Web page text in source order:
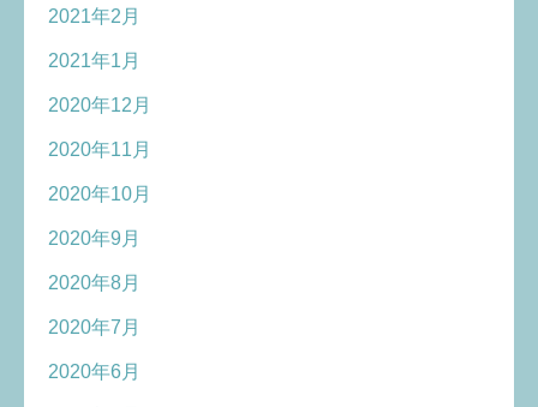
2021年2月
2021年1月
2020年12月
2020年11月
2020年10月
2020年9月
2020年8月
2020年7月
2020年6月